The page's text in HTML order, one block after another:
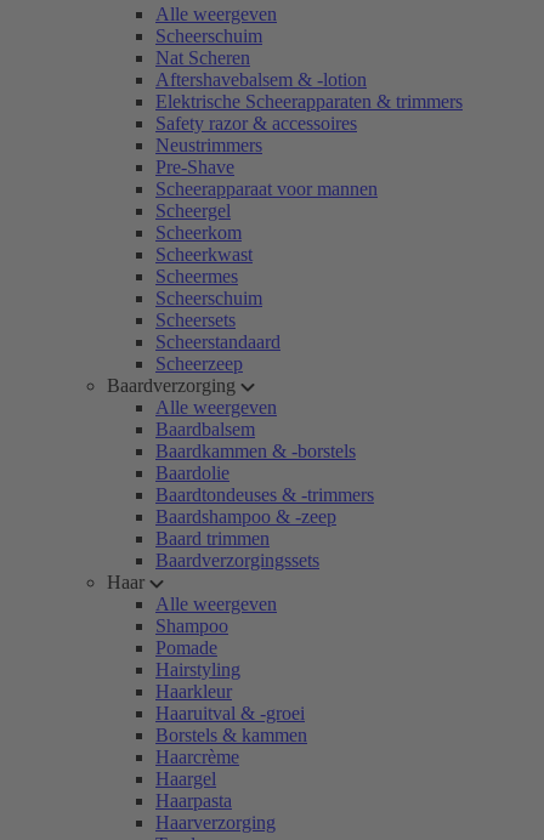
Alle weergeven
Scheerschuim
Nat Scheren
Aftershavebalsem & -lotion
Elektrische Scheerapparaten & trimmers
Safety razor & accessoires
Neustrimmers
Pre-Shave
Scheerapparaat voor mannen
Scheergel
Scheerkom
Scheerkwast
Scheermes
Scheerschuim
Scheersets
Scheerstandaard
Scheerzeep
Baardverzorging
Alle weergeven
Baardbalsem
Baardkammen & -borstels
Baardolie
Baardtondeuses & -trimmers
Baardshampoo & -zeep
Baard trimmen
Baardverzorgingssets
Haar
Alle weergeven
Shampoo
Pomade
Hairstyling
Haarkleur
Haaruitval & -groei
Borstels & kammen
Haarcrème
Haargel
Haarpasta
Haarverzorging